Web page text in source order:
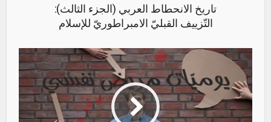
تاريخ الانحطاط العربي (الجزء الثالث):
التّزييف القبليّ الامبراطوريّ للإسلام